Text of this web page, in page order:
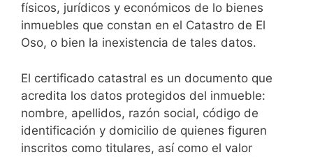
físicos, jurídicos y económicos de lo bienes
inmuebles que constan en el Catastro de El
Oso, o bien la inexistencia de tales datos.
El certificado catastral es un documento que
acredita los datos protegidos del inmueble:
nombre, apellidos, razón social, código de
identificación y domicilio de quienes figuren
inscritos como titulares, así como el valor